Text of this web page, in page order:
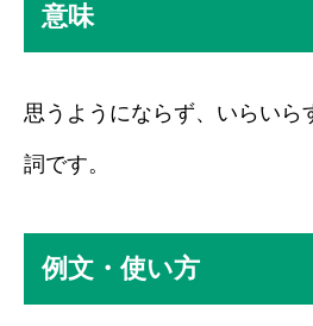
意味
思うようにならず、いらいら
詞です。
例文・使い方